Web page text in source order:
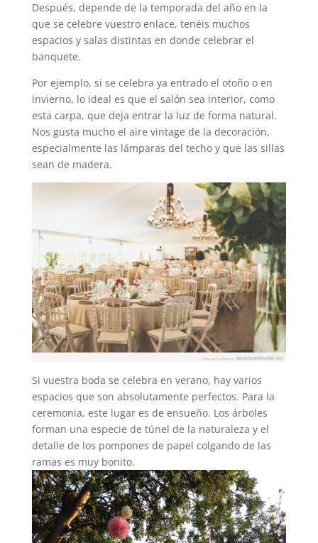
Después, depende de la temporada del año en la
que se celebre vuestro enlace, tenéis muchos
espacios y salas distintas en donde celebrar el
banquete.
Por ejemplo, si se celebra ya entrado el otoño o en
invierno, lo ideal es que el salón sea interior, como
esta carpa, que deja entrar la luz de forma natural.
Nos gusta mucho el aire vintage de la decoración,
especialmente las lámparas del techo y que las sillas
sean de madera.
Si vuestra boda se celebra en verano, hay varios
espacios que son absolutamente perfectos. Para la
ceremonia, este lugar es de ensueño. Los árboles
forman una especie de túnel de la naturaleza y el
detalle de los pompones de papel colgando de las
ramas es muy bonito.